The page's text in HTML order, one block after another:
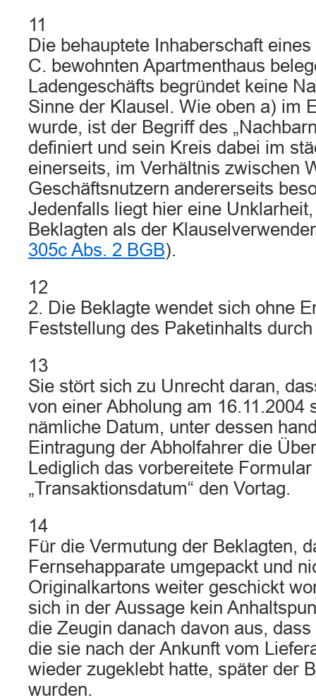
11
Die behauptete Inhaberschaft
C. bewohnten Apartmenthaus
Ladengeschäfts begründet keine
Sinne der Klausel. Wie oben a) im
wurde, ist der Begriff des
definiert und sein Kreis dabei im
einerseits, im Verhältnis zwischen
Geschäftsnutzern andererseits
Jedenfalls liegt hier eine
Beklagten als der
305c Abs. 2 BGB).
12
2. Die Beklagte wendet sich ohne
Feststellung des Paketinhalts
13
Sie stört sich zu Unrecht daran,
von einer Abholung am 16.11.2004
nämliche Datum, unter dessen
Eintragung der Abholfahrer die
Lediglich das vorbereitete
„Transaktionsdatum“ den Vortag.
14
Für die Vermutung der Beklagten,
Fernsehapparate umgepackt und
Originalkartons weiter geschickt
sich in der Aussage kein
die Zeugin danach davon aus,
die sie nach der Ankunft vom
wieder zugeklebt hatte, später der
wurden.